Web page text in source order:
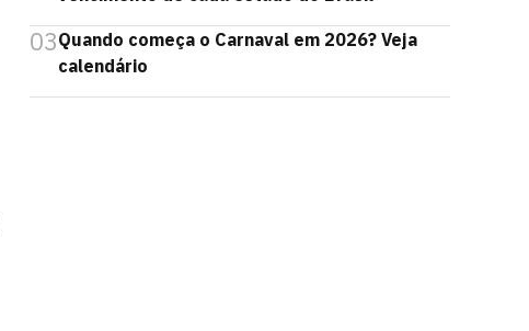
03Quando começa o Carnaval em 2026? Veja
calendário